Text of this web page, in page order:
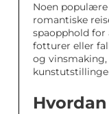
Noen
romantiske
spaopphold
fotturer eller
og